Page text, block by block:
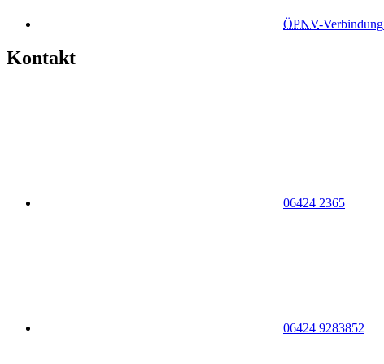
ÖPNV-Verbindung
Kontakt
06424 2365
06424 9283852